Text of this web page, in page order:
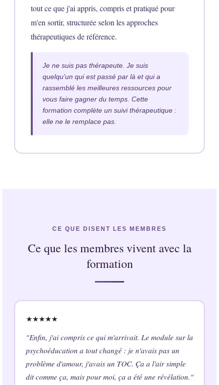
tout ce que j'ai appris, compris et pratiqué pour
m'en sortir, structurée selon les approches
thérapeutiques de référence.
Je ne suis pas thérapeute. Je suis
quelqu'un qui est passé par là et qui a
rassemblé les meilleures ressources pour
vous faire gagner du temps. Cette
formation complète un suivi thérapeutique :
elle ne le remplace pas.
CE QUE DISENT LES MEMBRES
Ce que les membres vivent avec la
formation
★★★★★
"Enfin, j'ai compris ce qui m'arrivait. Le module sur la
psychoéducation a tout changé : je n'avais pas un
problème d'amour, j'avais un TOC. Ça a l'air simple
dit comme ça, mais pour moi, ça a été une révélation."